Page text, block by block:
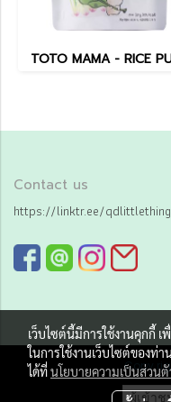
TOTO MAMA - RICE
Contact us
https://linktr.ee/
Copy
ผู้เข้า
เว็บไซต์นี้มีการใช้งานคุกกี้
ในการใช้งานเว็บไซต์ของท่
ได้ที่นโยบายความเป็นส่วนตั